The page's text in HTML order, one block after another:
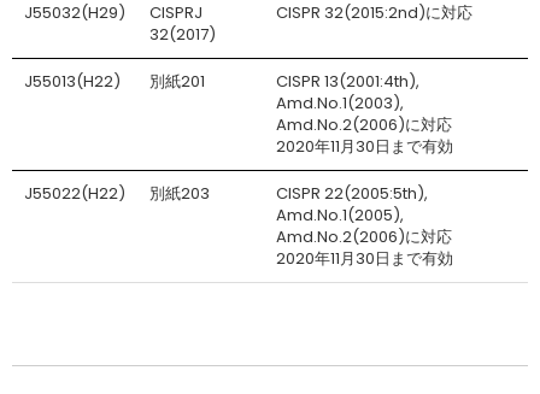
J55032(H29)
CISPRJ
32(2017)
CISPR 32(2015:2nd)に対応
J55013(H22) 別紙201
CISPR 13(2001:4th),
Amd.No.1(2003),
Amd.No.2(2006)に対応
2020年11月30日まで有効
J55022(H22) 別紙203
CISPR 22(2005:5th),
Amd.No.1(2005),
Amd.No.2(2006)に対応
2020年11月30日まで有効